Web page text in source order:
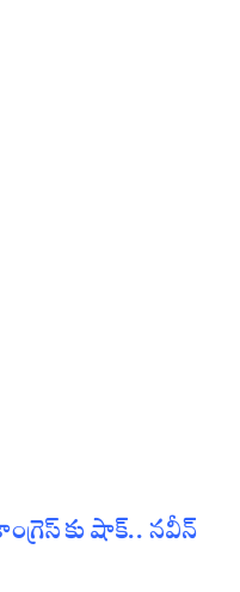
కు షాక్.. నవీన్